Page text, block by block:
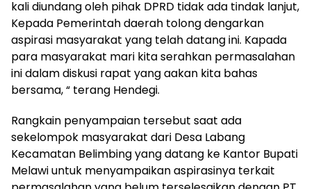
kali diundang oleh pihak DPRD tidak ada tindak lanjut,
Kepada Pemerintah daerah tolong dengarkan
aspirasi masyarakat yang telah datang ini. Kapada
para masyarakat mari kita serahkan permasalahan
ini dalam diskusi rapat yang aakan kita bahas
bersama, “ terang Hendegi.
Rangkain penyampaian tersebut saat ada
sekelompok masyarakat dari Desa Labang
Kecamatan Belimbing yang datang ke Kantor Bupati
Melawi untuk menyampaikan aspirasinya terkait